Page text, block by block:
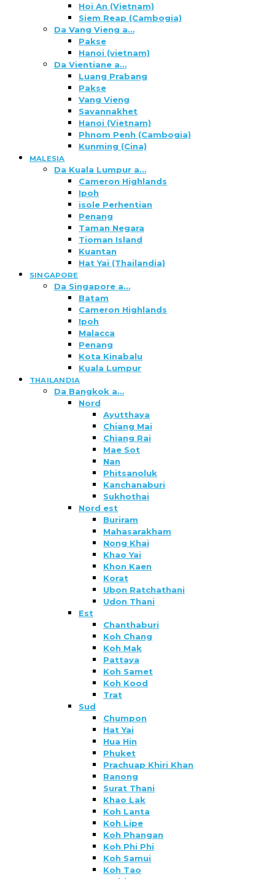
Hoi An (Vietnam)
Siem Reap (Cambogia)
Da Vang Vieng a…
Pakse
Hanoi (vietnam)
Da Vientiane a…
Luang Prabang
Pakse
Vang Vieng
Savannakhet
Hanoi (Vietnam)
Phnom Penh (Cambogia)
Kunming (Cina)
MALESIA
Da Kuala Lumpur a…
Cameron Highlands
Ipoh
isole Perhentian
Penang
Taman Negara
Tioman Island
Kuantan
Hat Yai (Thailandia)
SINGAPORE
Da Singapore a…
Batam
Cameron Highlands
Ipoh
Malacca
Penang
Kota Kinabalu
Kuala Lumpur
THAILANDIA
Da Bangkok a…
Nord
Ayutthaya
Chiang Mai
Chiang Rai
Mae Sot
Nan
Phitsanoluk
Kanchanaburi
Sukhothai
Nord est
Buriram
Mahasarakham
Nong Khai
Khao Yai
Khon Kaen
Korat
Ubon Ratchathani
Udon Thani
Est
Chanthaburi
Koh Chang
Koh Mak
Pattaya
Koh Samet
Koh Kood
Trat
Sud
Chumpon
Hat Yai
Hua Hin
Phuket
Prachuap Khiri Khan
Ranong
Surat Thani
Khao Lak
Koh Lanta
Koh Lipe
Koh Phangan
Koh Phi Phi
Koh Samui
Koh Tao